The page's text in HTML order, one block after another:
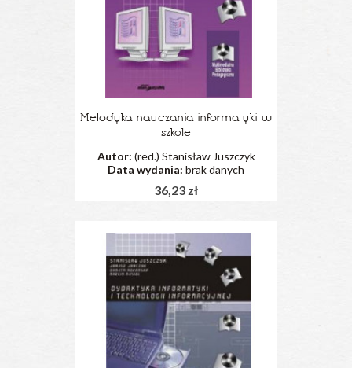
Metodyka nauczania informatyki w
szkole
Autor: (red.) Stanisław Juszczyk
Data wydania: brak danych
36,23 zł